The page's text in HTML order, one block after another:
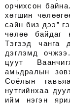
орчихсон
хөгшин
сайн биз дээ”
чөлөө байдаг
Тэгээд чанга
дэглэмд
цуут
амьдралын
Соёлын
нутгийнхаа
ийм нэгэн